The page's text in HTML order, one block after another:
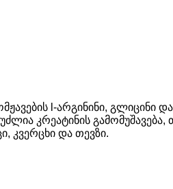
l-არგინინი, გლიცინი
კრეატინის გამომუშავება,
კვერცხი და თევზი.